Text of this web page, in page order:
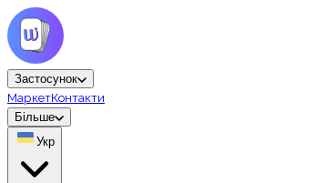
Застосунок
МаркетКонтакти
Більше
Укр